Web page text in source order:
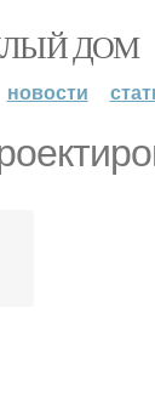
ДОМ
новости